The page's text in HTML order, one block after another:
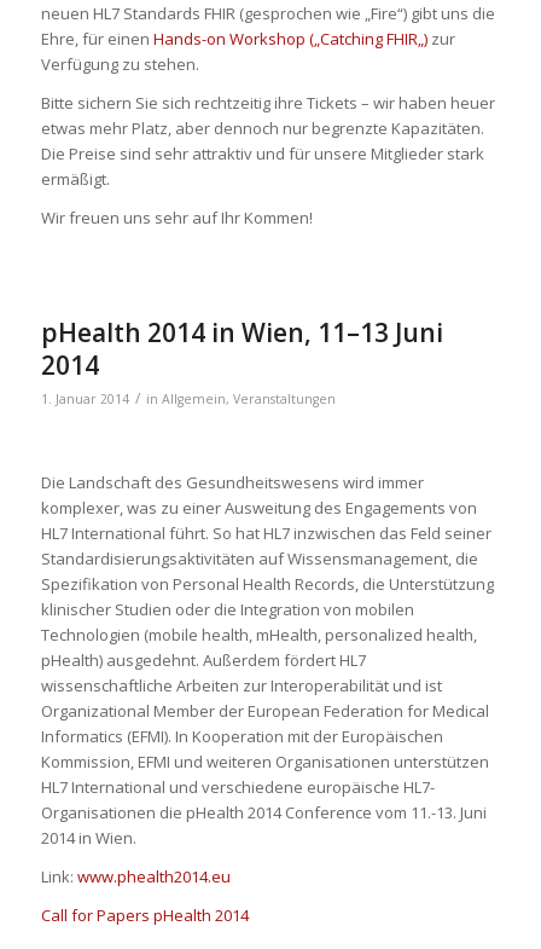
neuen HL7 Standards FHIR (gesprochen wie „Fire“) gibt uns die
Ehre, für einen Hands-on Workshop („ Catching FHIR „)zur
Verfügung zu stehen.
Bitte sichern Sie sich rechtzeitig ihre Tickets – wir haben heuer
etwas mehr Platz, aber dennoch nur begrenzte Kapazitäten.
Die Preise sind sehr attraktiv und für unsere Mitglieder stark
ermäßigt.
Wir freuen uns sehr auf Ihr Kommen!
pHealth 2014 in Wien, 11–13 Juni
2014
1. Januar 2014 / in Allgemein, Veranstaltungen
Die Landschaft des Gesundheitswesens wird immer
komplexer, was zu einer Ausweitung des Engagements von
HL7 International führt. So hat HL7 inzwischen das Feld seiner
Standardisierungsaktivitäten auf Wissensmanagement, die
Spezifikation von Personal Health Records, die Unterstützung
klinischer Studien oder die Integration von mobilen
Technologien (mobile health, mHealth, personalized health,
pHealth) ausgedehnt. Außerdem fördert HL7
wissenschaftliche Arbeiten zur Interoperabilität und ist
Organizational Member der European Federation for Medical
Informatics (EFMI). In Kooperation mit der Europäischen
Kommission, EFMI und weiteren Organisationen unterstützen
HL7 International und verschiedene europäische HL7-
Organisationen die pHealth 2014 Conference vom 11.-13. Juni
2014 in Wien.
Link: www.phealth2014.eu
Call for Papers pHealth 2014